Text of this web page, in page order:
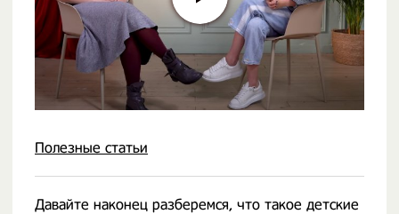
Полезные статьи
Давайте наконец разберемся, что такое детские